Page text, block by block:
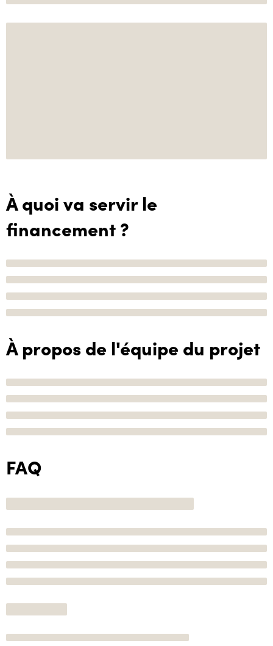
À quoi va servir le
financement ?
À propos de l'équipe du projet
FAQ